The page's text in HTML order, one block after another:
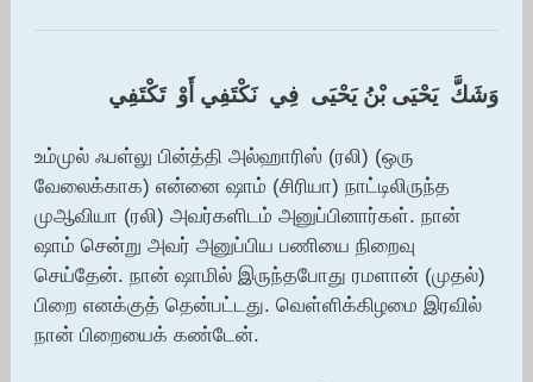
‏وَشَكَّ ‏ ‏يَحْيَى بْنُ يَحْيَى ‏ ‏فِي ‏ ‏نَكْتَفِي أَوْ ‏ ‏تَكْتَفِي
உம்முல் ஃபள்லு பின்த்தி அல்ஹாரிஸ் (ரலி) (ஒரு
வேலைக்காக) என்னை ஷாம் (சிரியா) நாட்டிலிருந்த
முஆவியா (ரலி) அவர்களிடம் அனுப்பினார்கள். நான்
ஷாம் சென்று அவர் அனுப்பிய பணியை நிறைவு
செய்தேன். நான் ஷாமில் இருந்தபோது ரமளான் (முதல்)
பிறை எனக்குத் தென்பட்டது. வெள்ளிக்கிழமை இரவில்
நான் பிறையைக் கண்டேன்.